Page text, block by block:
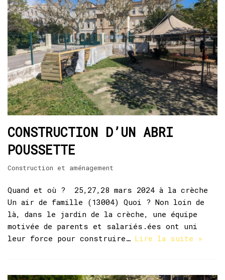
CONSTRUCTION D’UN ABRI
POUSSETTE
Construction et aménagement
Quand et où ? 25,27,28 mars 2024 à la crèche
Un air de famille (13004) Quoi ? Non loin de
là, dans le jardin de la crèche, une équipe
motivée de parents et salariés.ées ont uni
leur force pour construire… Lire la suite »